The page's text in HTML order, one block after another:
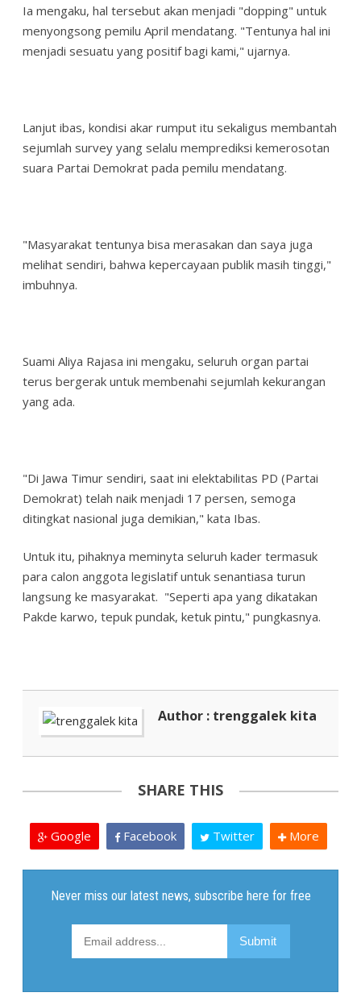
Ia mengaku, hal tersebut akan menjadi "dopping" untuk
menyongsong pemilu April mendatang. "Tentunya hal ini
menjadi sesuatu yang positif bagi kami," ujarnya.
Lanjut ibas, kondisi akar rumput itu sekaligus membantah
sejumlah survey yang selalu memprediksi kemerosotan
suara Partai Demokrat pada pemilu mendatang.
"Masyarakat tentunya bisa merasakan dan saya juga
melihat sendiri, bahwa kepercayaan publik masih tinggi,"
imbuhnya.
Suami Aliya Rajasa ini mengaku, seluruh organ partai
terus bergerak untuk membenahi sejumlah kekurangan
yang ada.
"Di Jawa Timur sendiri, saat ini elektabilitas PD (Partai
Demokrat) telah naik menjadi 17 persen, semoga
ditingkat nasional juga demikian," kata Ibas.
Untuk itu, pihaknya meminyta seluruh kader termasuk
para calon anggota legislatif untuk senantiasa turun
langsung ke masyarakat. "Seperti apa yang dikatakan
Pakde karwo, tepuk pundak, ketuk pintu," pungkasnya.
Author : trenggalek kita
SHARE THIS
Google Facebook Twitter More